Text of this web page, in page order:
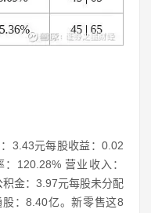
3.43元每股收益：0.02
120.28% 营业收入：
金：3.97元每股未分配
：8.40亿。新零售这8